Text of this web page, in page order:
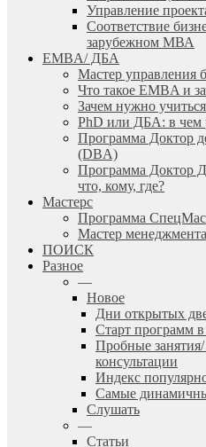
Управление
Соответствие
зарубежном МВА
EMBA/ ДБA
Мастер управления
Что такое EMBA и
Зачем нужно
PhD или ДБА: в чем
Программа Доктор
(DBА)
Программа Доктор
что, кому, где?
Мастерс
Программа
Мастер
ПОИСК
Разное
—
Новое
Дни открытых
Старт программ в
Пробные
консультации
Индекс
Самые
Слушать
—
Статьи